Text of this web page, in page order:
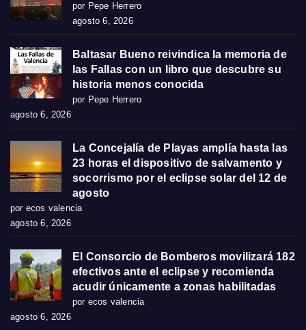
por Pepe Herrero
agosto 6, 2026
Baltasar Bueno reivindica la memoria de
las Fallas con un libro que descubre su
historia menos conocida
por Pepe Herrero
agosto 6, 2026
La Concejalía de Playas amplía hasta las
23 horas el dispositivo de salvamento y
socorrismo por el eclipse solar del 12 de
agosto
por ecos valencia
agosto 6, 2026
El Consorcio de Bomberos movilizará 182
efectivos ante el eclipse y recomienda
acudir únicamente a zonas habilitadas
por ecos valencia
agosto 6, 2026